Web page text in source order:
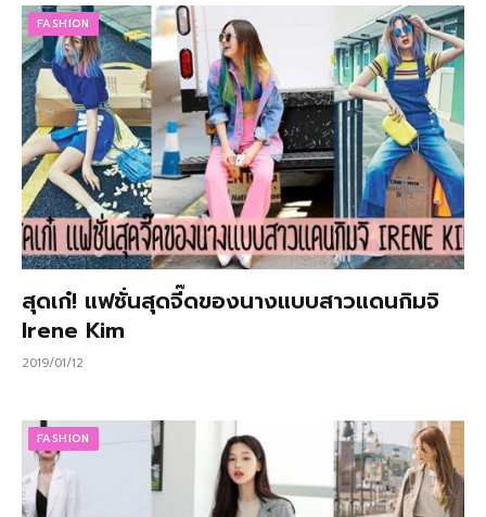
FASHION
สุดเก๋! แฟชั่นสุดจี๊ดของนางแบบสาวแดนกิมจิ
Irene Kim
2019/01/12
FASHION